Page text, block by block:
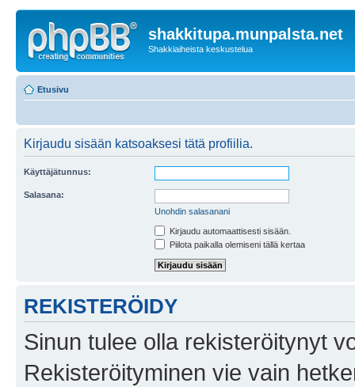
shakkitupa.munpalsta.net
Shakkiaiheista keskustelua
Etusivu
Kirjaudu sisään katsoaksesi tätä profiilia.
Käyttäjätunnus:
Salasana:
Unohdin salasanani
Kirjaudu automaattisesti sisään.
Piilota paikalla olemiseni tällä kertaa
REKISTERÖIDY
Sinun tulee olla rekisteröitynyt
Rekisteröityminen vie vain